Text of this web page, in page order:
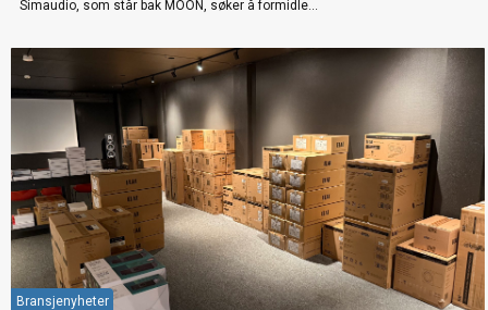
Simaudio, som står bak MOON, søker å formidle...
Bransjenyheter